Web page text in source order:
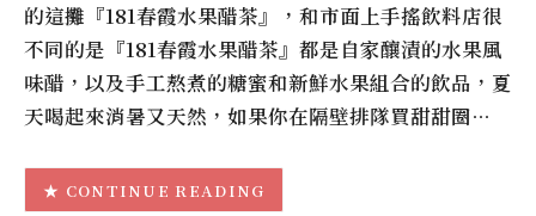
的這攤『181春霞水果醋茶』，和市面上手搖飲料店很
不同的是『181春霞水果醋茶』都是自家釀漬的水果風
味醋，以及手工熬煮的糖蜜和新鮮水果組合的飲品，夏
天喝起來消暑又天然，如果你在隔壁排隊買甜甜圈…
CONTINUE READING